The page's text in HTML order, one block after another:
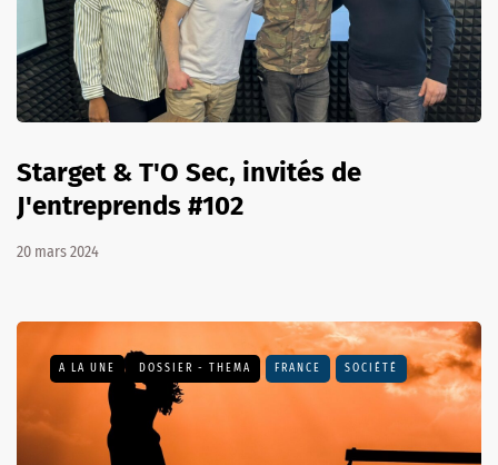
Starget & T'O Sec, invités de
J'entreprends #102
20 mars 2024
A LA UNE DOSSIER - THEMA FRANCE SOCIÉTÉ